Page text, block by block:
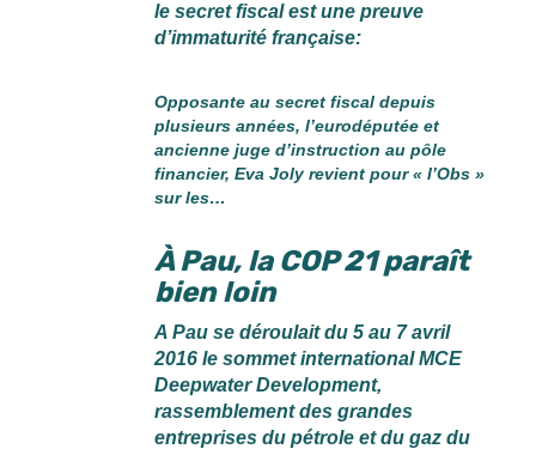
le secret fiscal est une preuve
d’immaturité française:
Opposante au secret fiscal depuis
plusieurs années, l’eurodéputée et
ancienne juge d’instruction au pôle
financier, Eva Joly revient pour « l’Obs »
sur les…
À Pau, la COP 21 paraît
bien loin
A Pau se déroulait du 5 au 7 avril
2016 le sommet international MCE
Deepwater Development,
rassemblement des grandes
entreprises du pétrole et du gaz du